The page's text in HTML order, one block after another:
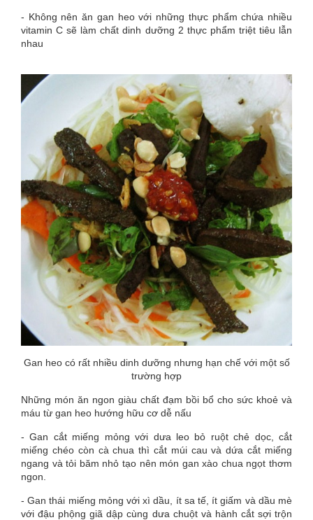
- Không nên ăn gan heo với những thực phẩm chứa nhiều
vitamin C sẽ làm chất dinh dưỡng 2 thực phẩm triệt tiêu lẫn
nhau
Gan heo có rất nhiều dinh dưỡng nhưng hạn chế với một số
trường hợp
Những món ăn ngon giàu chất đạm bồi bổ cho sức khoẻ và
máu từ gan heo hướng hữu cơ dễ nấu
- Gan cắt miếng mỏng với dưa leo bỏ ruột chẻ dọc, cắt
miếng chéo còn cà chua thì cắt múi cau và dứa cắt miếng
ngang và tỏi băm nhỏ tạo nên món gan xào chua ngọt thơm
ngon.
- Gan thái miếng mỏng với xì dầu, ít sa tế, ít giấm và dầu mè
với đậu phộng giã dập cùng dưa chuột và hành cắt sợi trộn